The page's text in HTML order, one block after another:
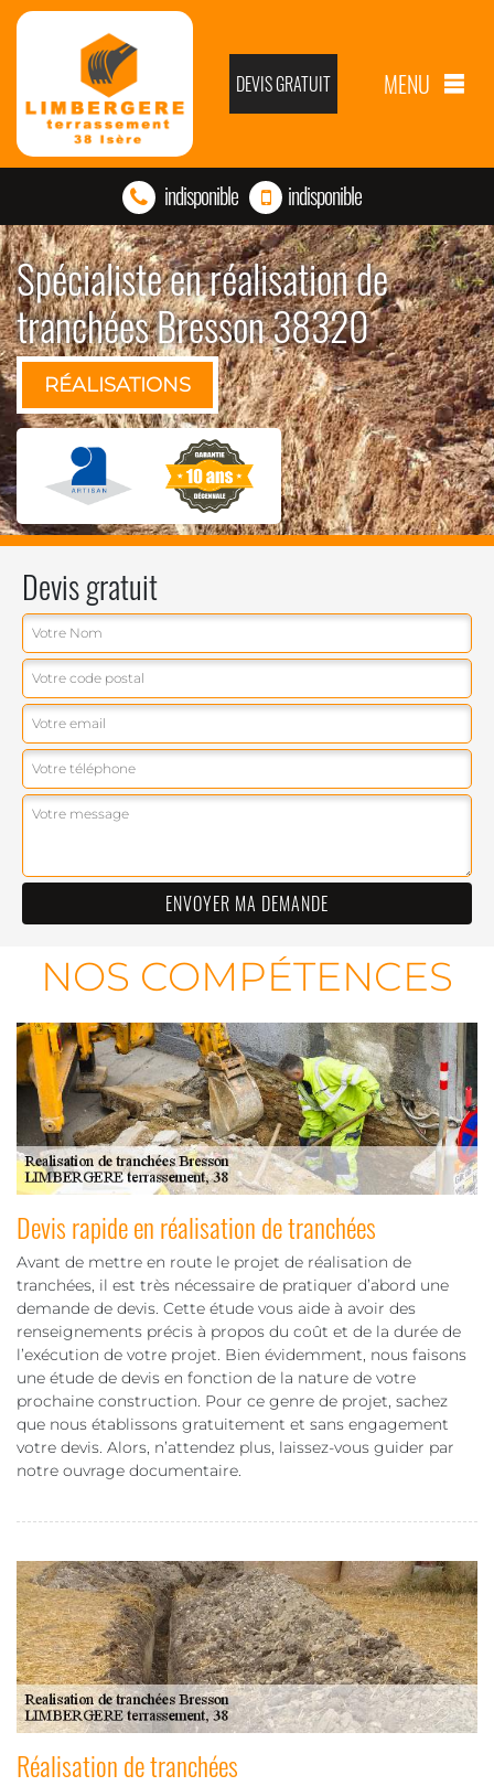
DEVIS GRATUIT MENU
indisponible indisponible
Spécialiste en réalisation de
tranchées Bresson 38320
RÉALISATIONS
Devis gratuit
NOS COMPÉTENCES
Devis rapide en réalisation de tranchées
Avant de mettre en route le projet de réalisation de
tranchées, il est très nécessaire de pratiquer d’abord une
demande de devis. Cette étude vous aide à avoir des
renseignements précis à propos du coût et de la durée de
l’exécution de votre projet. Bien évidemment, nous faisons
une étude de devis en fonction de la nature de votre
prochaine construction. Pour ce genre de projet, sachez
que nous établissons gratuitement et sans engagement
votre devis. Alors, n’attendez plus, laissez-vous guider par
notre ouvrage documentaire.
Réalisation de tranchées